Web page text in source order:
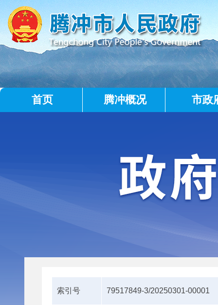
首页 腾冲概况 市政
索引号 79517849-3/20250301-00001